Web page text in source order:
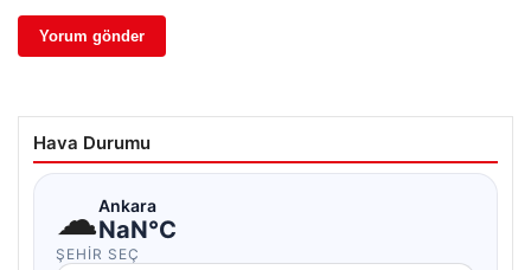
Hava Durumu
☁Ankara
NaN°C
ŞEHIR SEÇ